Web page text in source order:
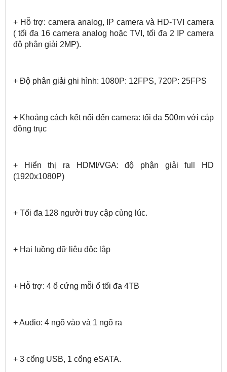
+ Hỗ trợ: camera analog, IP camera và HD-TVI camera
( tối đa 16 camera analog hoặc TVI, tối đa 2 IP camera
độ phân giải 2MP).
+ Độ phân giải ghi hình: 1080P: 12FPS, 720P: 25FPS
+ Khoảng cách kết nối đến camera: tối đa 500m với cáp
đồng trục
+ Hiển thị ra HDMI/VGA: độ phận giải full HD
(1920x1080P)
+ Tối đa 128 người truy cập cùng lúc.
+ Hai luồng dữ liệu độc lập
+ Hỗ trợ: 4 ổ cứng mỗi ổ tối đa 4TB
+ Audio: 4 ngõ vào và 1 ngõ ra
+ 3 cổng USB, 1 cổng eSATA.